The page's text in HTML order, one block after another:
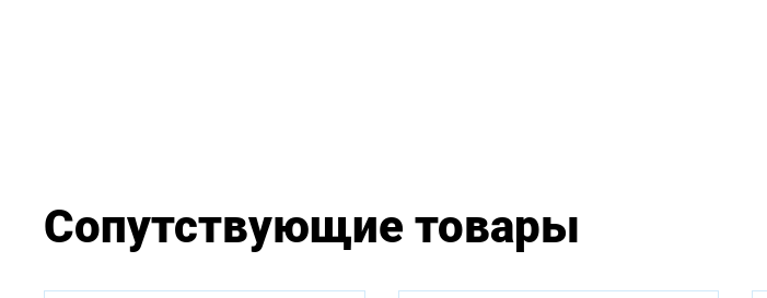
Сопутствующие товары